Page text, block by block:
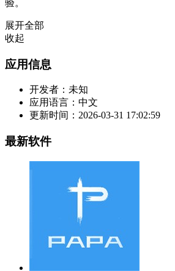
验。
展开全部
收起
应用信息
开发者： 未知
应用语言： 中文
更新时间： 2026-03-31 17:02:59
最新软件